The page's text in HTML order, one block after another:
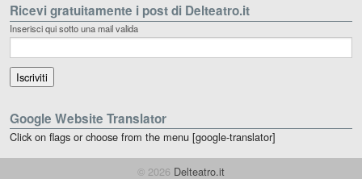
Ricevi gratuitamente i post di Delteatro.it
Inserisci qui sotto una mail valida
Google Website Translator
Click on flags or choose from the menu [google-translator]
© 2026 Delteatro.it